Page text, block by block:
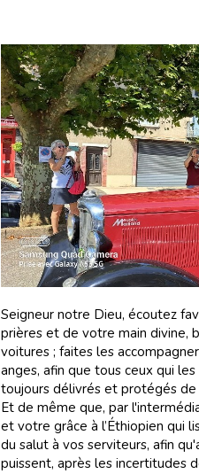
Seigneur notre Dieu, écoutez
prières et de votre main divine,
voitures ; faites les
anges, afin que tous ceux qui
toujours délivrés et protégés
Et de même que, par
et votre grâce à l’Éthiopien qui
du salut à vos serviteurs, afin
puissent, après les incertitudes